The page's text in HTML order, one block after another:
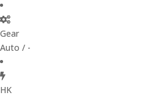
Gear
Auto / -
HK